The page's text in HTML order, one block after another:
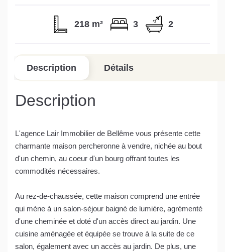
218 m² 3 2
Description Détails
Description
L'agence Lair Immobilier de Bellême vous présente cette
charmante maison percheronne à vendre, nichée au bout
d'un chemin, au coeur d'un bourg offrant toutes les
commodités nécessaires.
Au rez-de-chaussée, cette maison comprend une entrée
qui mène à un salon-séjour baigné de lumière, agrémenté
d'une cheminée et doté d'un accès direct au jardin. Une
cuisine aménagée et équipée se trouve à la suite de ce
salon, également avec un accès au jardin. De plus, une